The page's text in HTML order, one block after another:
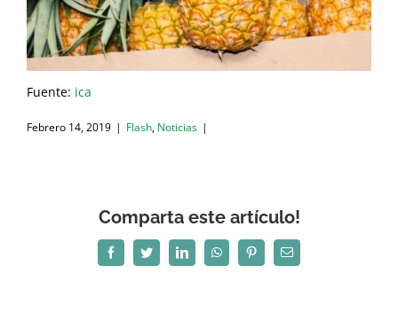
Fuente: ica
Febrero 14, 2019 | Flash, Noticias |
Comparta este artículo!
FacebookTwitterLinkedInWhatsAppPinterestCorreo
electrónico